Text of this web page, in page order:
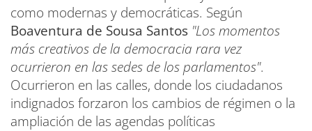
como modernas y democráticas. Según
Boaventura de Sousa Santos "Los momentos
más creativos de la democracia rara vez
ocurrieron en las sedes de los parlamentos".
Ocurrieron en las calles, donde los ciudadanos
indignados forzaron los cambios de régimen o la
ampliación de las agendas políticas